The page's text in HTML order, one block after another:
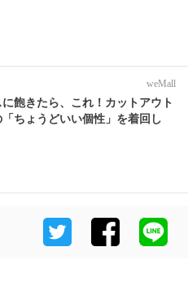
weMall
飽きたら、これ！カットアウト
「ちょうどいい個性」を着回し